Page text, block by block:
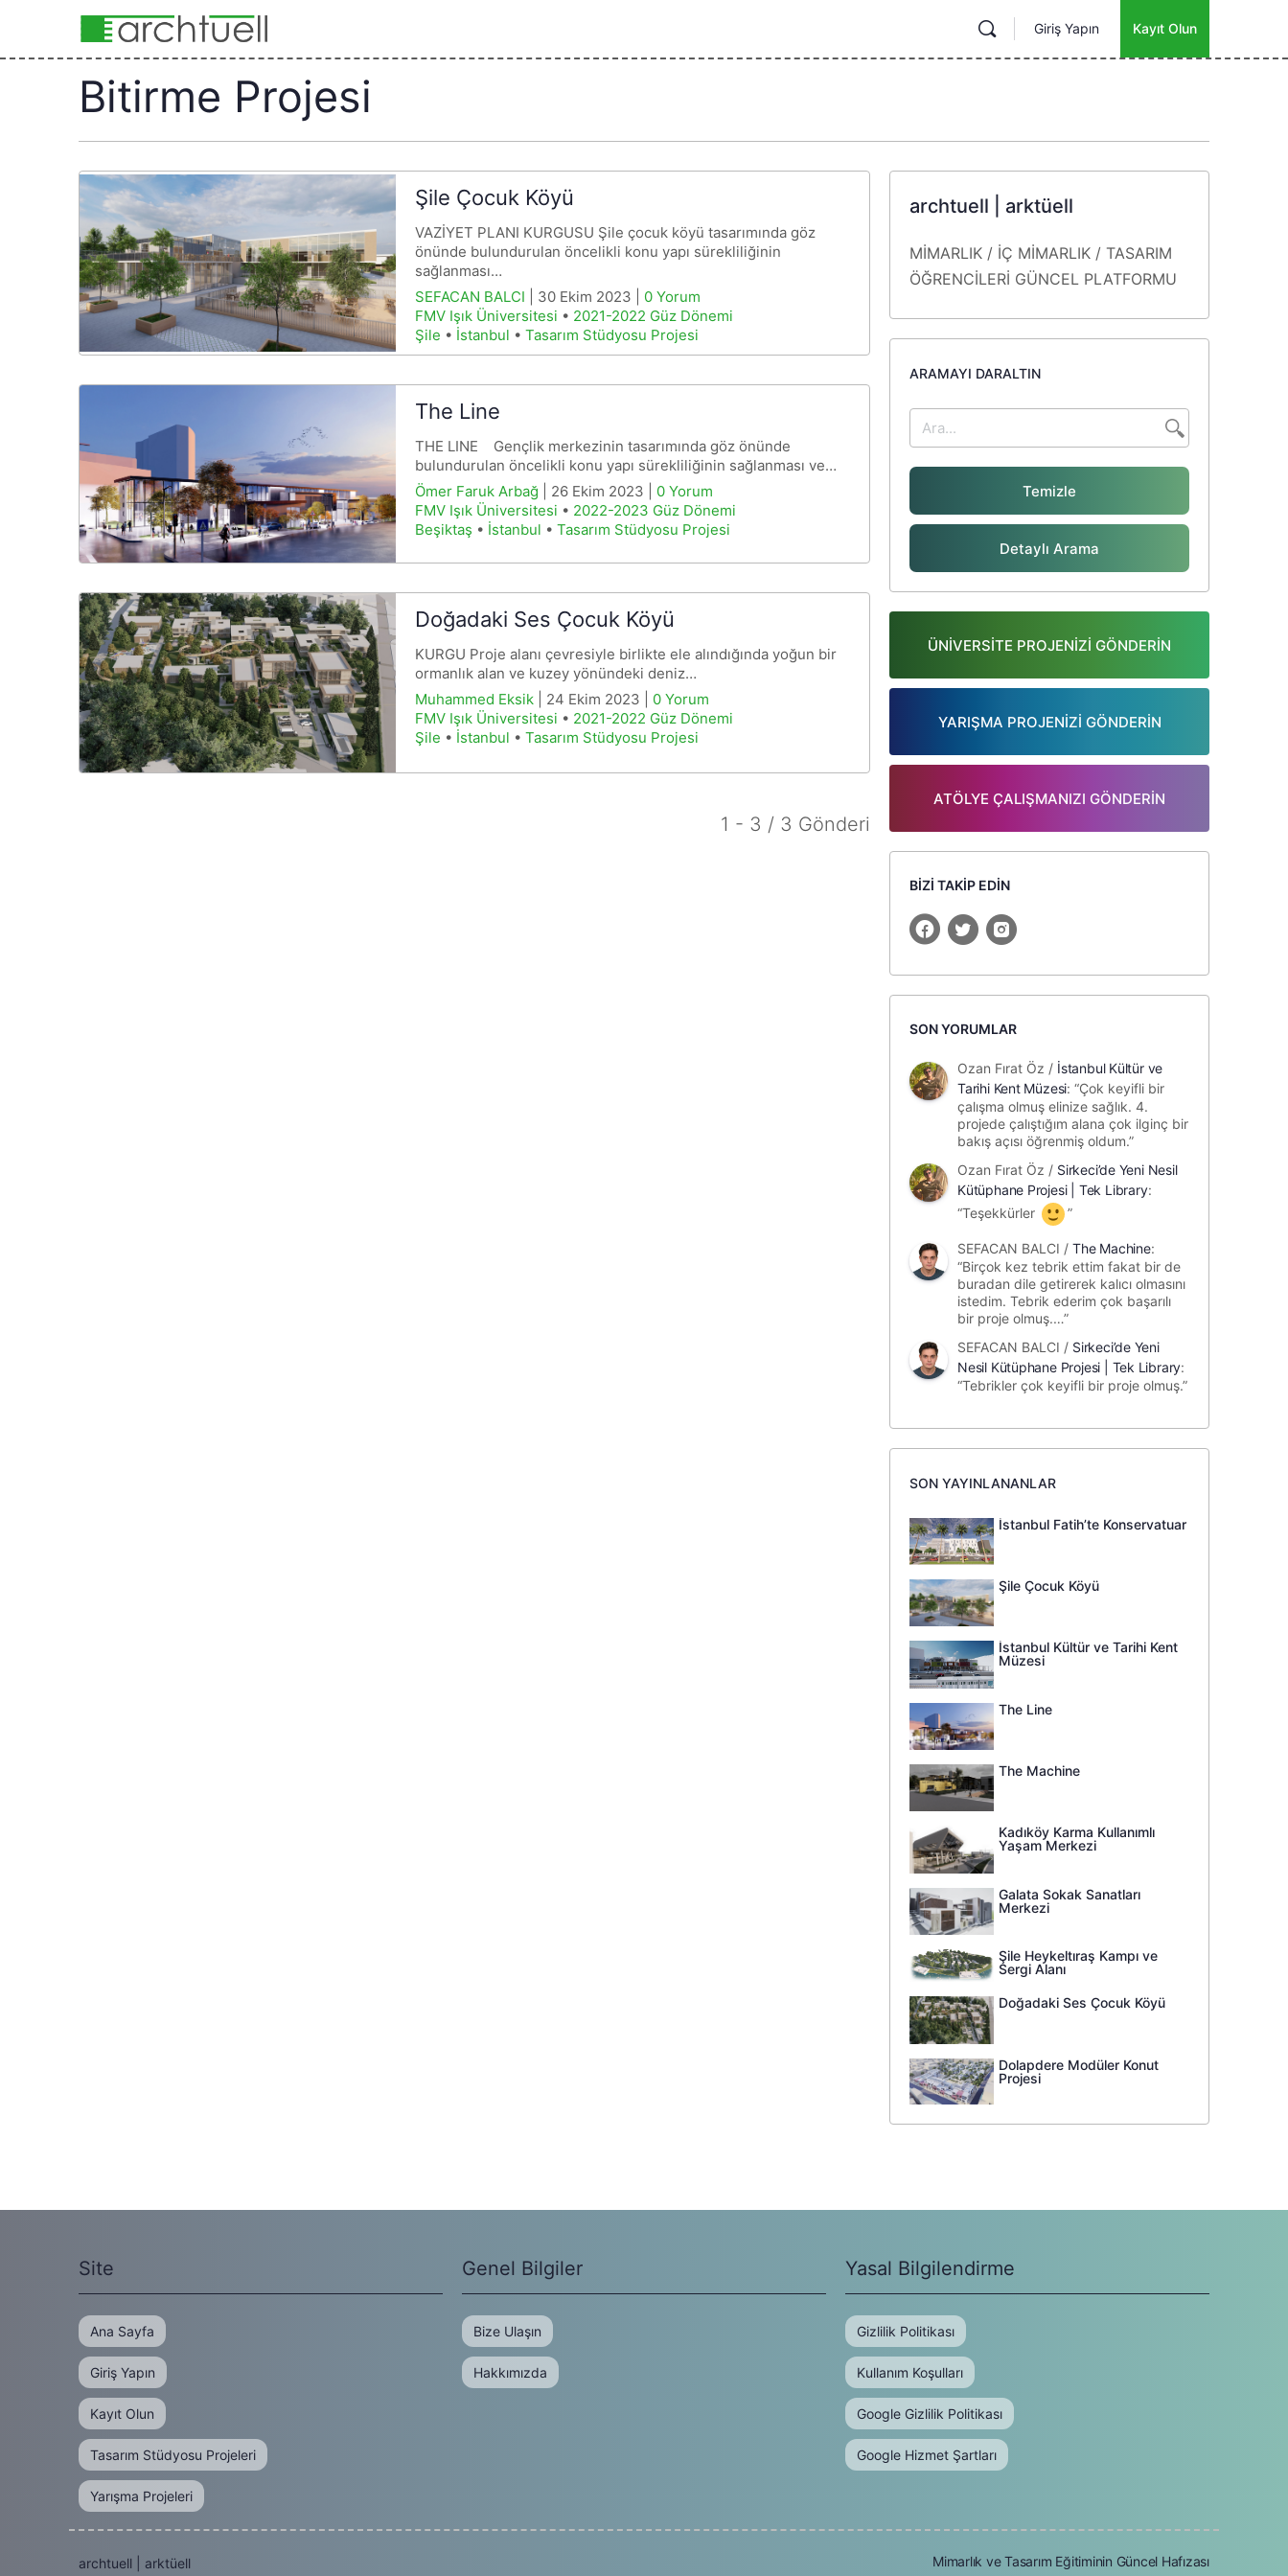
Giriş Yapın Kayıt Olun
Bitirme Projesi
Şile Çocuk Köyü
VAZİYET PLANI KURGUSU Şile çocuk köyü tasarımında göz
önünde bulundurulan öncelikli konu yapı sürekliliğinin
sağlanması…
SEFACAN BALCI | 30 Ekim 2023 | 0 Yorum
FMV Işık Üniversitesi • 2021-2022 Güz Dönemi
Şile • İstanbul • Tasarım Stüdyosu Projesi
The Line
THE LINE Gençlik merkezinin tasarımında göz önünde
bulundurulan öncelikli konu yapı sürekliliğinin sağlanması ve…
Ömer Faruk Arbağ | 26 Ekim 2023 | 0 Yorum
FMV Işık Üniversitesi • 2022-2023 Güz Dönemi
Beşiktaş • İstanbul • Tasarım Stüdyosu Projesi
Doğadaki Ses Çocuk Köyü
KURGU Proje alanı çevresiyle birlikte ele alındığında yoğun bir
ormanlık alan ve kuzey yönündeki deniz…
Muhammed Eksik| 24 Ekim 2023 | 0 Yorum
FMV Işık Üniversitesi • 2021-2022 Güz Dönemi
Şile • İstanbul • Tasarım Stüdyosu Projesi
1 - 3 / 3 Gönderi
archtuell | arktüell
MİMARLIK / İÇ MİMARLIK / TASARIM
ÖĞRENCİLERİ GÜNCEL PLATFORMU
ARAMAYI DARALTIN
Temizle
Detaylı Arama
ÜNİVERSİTE PROJENİZİ GÖNDERİN
YARIŞMA PROJENİZİ GÖNDERİN
ATÖLYE ÇALIŞMANIZI GÖNDERİN
BİZİ TAKİP EDİN
SON YORUMLAR
Ozan Fırat Öz / İstanbul Kültür ve
Tarihi Kent Müzesi: “Çok keyifli bir
çalışma olmuş elinize sağlık. 4.
projede çalıştığım alana çok ilginç bir
bakış açısı öğrenmiş oldum.”
Ozan Fırat Öz / Sirkeci’de Yeni Nesil
Kütüphane Projesi | Tek Library:
“Teşekkürler ”
SEFACAN BALCI / The Machine:
“Birçok kez tebrik ettim fakat bir de
buradan dile getirerek kalıcı olmasını
istedim. Tebrik ederim çok başarılı
bir proje olmuş.…”
SEFACAN BALCI / Sirkeci’de Yeni
Nesil Kütüphane Projesi | Tek Library:
“Tebrikler çok keyifli bir proje olmuş.”
SON YAYINLANANLAR
İstanbul Fatih’te Konservatuar
Şile Çocuk Köyü
İstanbul Kültür ve Tarihi Kent
Müzesi
The Line
The Machine
Kadıköy Karma Kullanımlı
Yaşam Merkezi
Galata Sokak Sanatları
Merkezi
Şile Heykeltıraş Kampı ve
Sergi Alanı
Doğadaki Ses Çocuk Köyü
Dolapdere Modüler Konut
Projesi
Site
Ana Sayfa
Giriş Yapın
Kayıt Olun
Tasarım Stüdyosu Projeleri
Yarışma Projeleri
Genel Bilgiler
Bize Ulaşın
Hakkımızda
Yasal Bilgilendirme
Gizlilik Politikası
Kullanım Koşulları
Google Gizlilik Politikası
Google Hizmet Şartları
archtuell | arktüell Mimarlık ve Tasarım Eğitiminin Güncel Hafızası